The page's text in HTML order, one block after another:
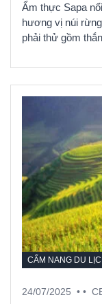
Ẩm thực Sapa
hương vị núi
phải thử gồm
CẨM NANG DU
24/07/2025 • •